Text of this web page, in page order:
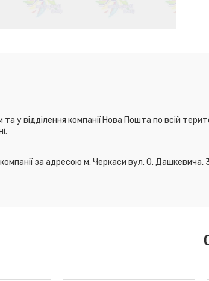
у відділення компанії Нова Пошта по всій
за адресою м. Черкаси вул. О. Дашкевича,